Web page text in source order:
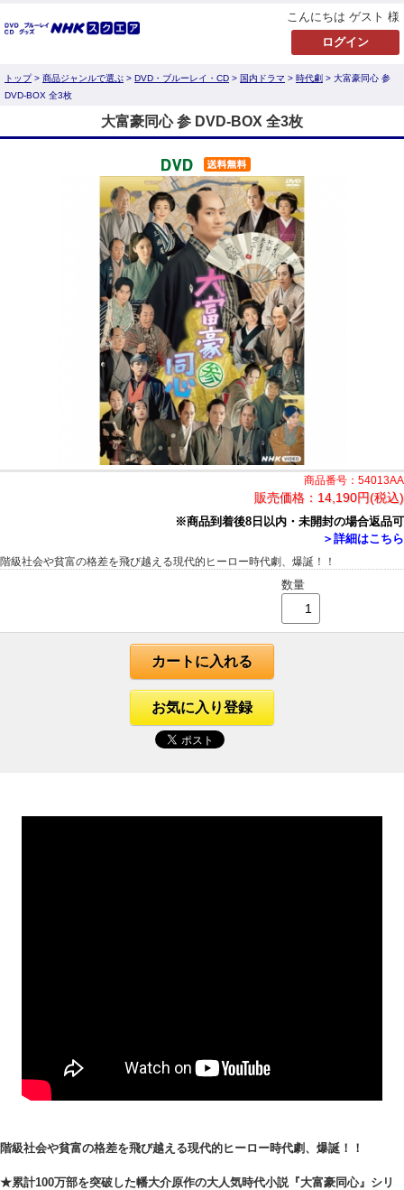
こんにちは ゲスト 様
トップ> 商品ジャンルで選ぶ > DVD・ブルーレイ・CD > 国内ドラマ > 時代劇 > 大富豪同心 参
DVD-BOX 全3枚
大富豪同心 参 DVD-BOX 全3枚
商品番号：54013AA
販売価格： 14,190円(税込)
※商品到着後8日以内・未開封の場合返品可
＞詳細はこちら
階級社会や貧富の格差を飛び越える現代的ヒーロー時代劇、爆誕！！
数量
カートに入れる
お気に入り登録
階級社会や貧富の格差を飛び越える現代的ヒーロー時代劇、爆誕！！
★累計100万部を突破した幡大介原作の大人気時代小説『大富豪同心』シリ